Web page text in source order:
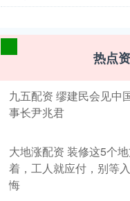
热点
九五配资 缪建民会见中
事长尹兆君
大地涨配资 装修这5个
着，工人就应付，别等
悔